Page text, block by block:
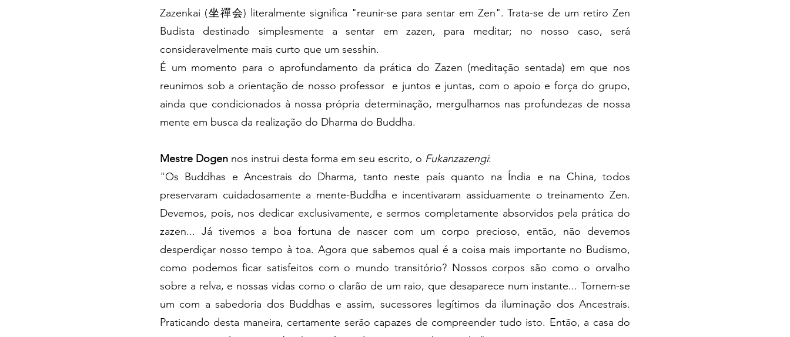
Zazenkai (坐禪会) literalmente significa "reunir-se para sentar em Zen". Trata-se de um retiro Zen
Budista destinado simplesmente a sentar em zazen, para meditar; no nosso caso, será
consideravelmente mais curto que um sesshin.
É um momento para o aprofundamento da prática do Zazen (meditação sentada) em que nos
reunimos sob a orientação de nosso professor e juntos e juntas, com o apoio e força do grupo,
ainda que condicionados à nossa própria determinação, mergulhamos nas profundezas de nossa
mente em busca da realização do Dharma do Buddha.
Mestre Dogen nos instrui desta forma em seu escrito, o Fukanzazengi:
"Os Buddhas e Ancestrais do Dharma, tanto neste país quanto na Índia e na China, todos
preservaram cuidadosamente a mente-Buddha e incentivaram assiduamente o treinamento Zen.
Devemos, pois, nos dedicar exclusivamente, e sermos completamente absorvidos pela prática do
zazen... Já tivemos a boa fortuna de nascer com um corpo precioso, então, não devemos
desperdiçar nosso tempo à toa. Agora que sabemos qual é a coisa mais importante no Budismo,
como podemos ficar satisfeitos com o mundo transitório? Nossos corpos são como o orvalho
sobre a relva, e nossas vidas como o clarão de um raio, que desaparece num instante... Tornem-se
um com a sabedoria dos Buddhas e assim, sucessores legítimos da iluminação dos Ancestrais.
Praticando desta maneira, certamente serão capazes de compreender tudo isto. Então, a casa do